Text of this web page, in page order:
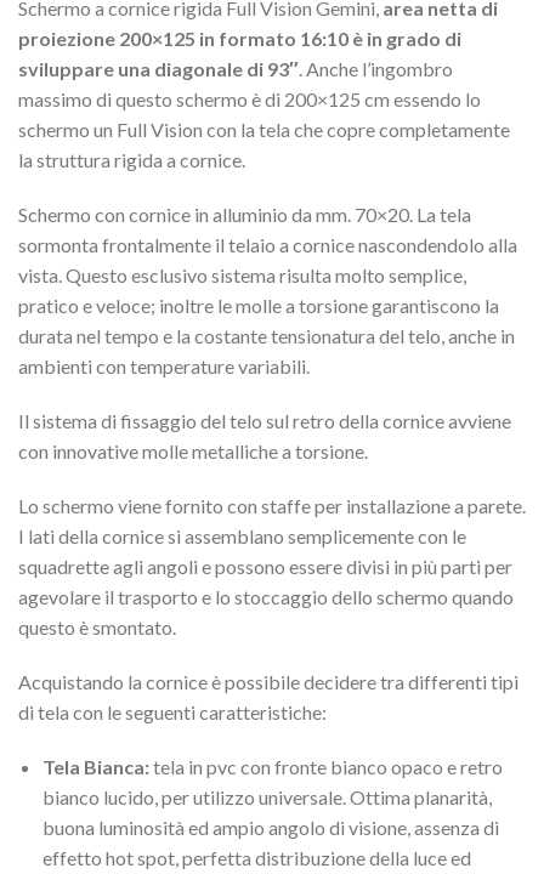
Schermo a cornice rigida Full Vision Gemini, area netta di
proiezione 200×125 in formato 16:10 è in grado di
sviluppare una diagonale di 93″ . Anche l’ingombro
massimo di questo schermo è di 200×125 cm essendo lo
schermo un Full Vision con la tela che copre completamente
la struttura rigida a cornice.
Schermo con cornice in alluminio da mm. 70×20. La tela
sormonta frontalmente il telaio a cornice nascondendolo alla
vista. Questo esclusivo sistema risulta molto semplice,
pratico e veloce; inoltre le molle a torsione garantiscono la
durata nel tempo e la costante tensionatura del telo, anche in
ambienti con temperature variabili.
Il sistema di fissaggio del telo sul retro della cornice avviene
con innovative molle metalliche a torsione.
Lo schermo viene fornito con staffe per installazione a parete.
I lati della cornice si assemblano semplicemente con le
squadrette agli angoli e possono essere divisi in più parti per
agevolare il trasporto e lo stoccaggio dello schermo quando
questo è smontato.
Acquistando la cornice è possibile decidere tra differenti tipi
di tela con le seguenti caratteristiche:
Tela Bianca:tela in pvc con fronte bianco opaco e retro
bianco lucido, per utilizzo universale. Ottima planarità,
buona luminosità ed ampio angolo di visione, assenza di
effetto hot spot, perfetta distribuzione della luce ed